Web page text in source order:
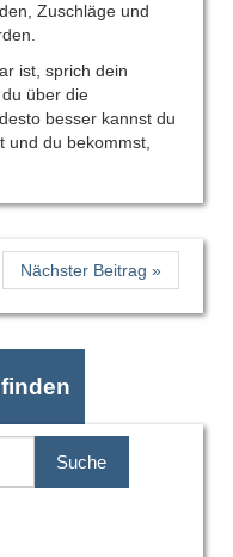
Zuschläge und
ist, sprich dein
über die
besser kannst du
und du bekommst,
Nächster Beitrag »
Suche